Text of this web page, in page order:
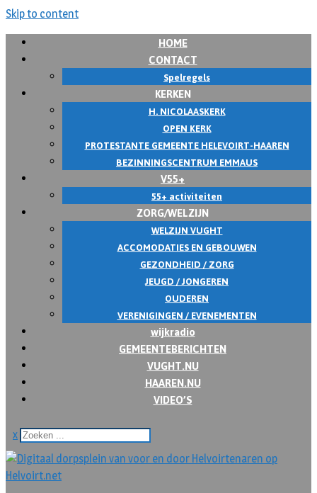
Skip to content
HOME
CONTACT
Spelregels
KERKEN
H. NICOLAASKERK
OPEN KERK
PROTESTANTE GEMEENTE HELEVOIRT-HAAREN
BEZINNINGSCENTRUM EMMAUS
V55+
55+ activiteiten
ZORG/WELZIJN
WELZIJN VUGHT
ACCOMODATIES EN GEBOUWEN
GEZONDHEID / ZORG
JEUGD / JONGEREN
OUDEREN
VERENIGINGEN / EVENEMENTEN
wijkradio
GEMEENTEBERICHTEN
VUGHT.NU
HAAREN.NU
VIDEO’S
x